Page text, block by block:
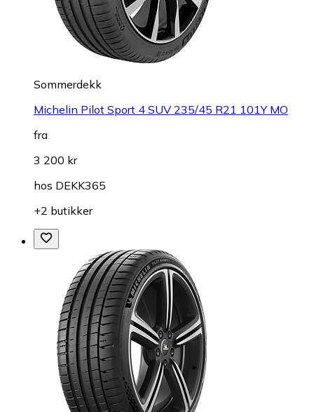
Sommerdekk
Michelin Pilot Sport 4 SUV 235/45 R21 101Y MO
fra
3 200 kr
hos DEKK365
+2 butikker